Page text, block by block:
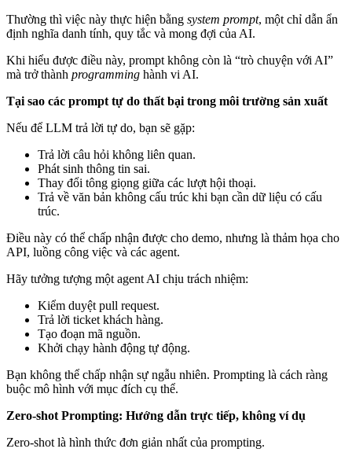
Thường thì việc này thực hiện bằng system prompt, một chỉ dẫn ẩn
định nghĩa danh tính, quy tắc và mong đợi của AI.
Khi hiểu được điều này, prompt không còn là “trò chuyện với AI”
mà trở thành programming hành vi AI.
Tại sao các prompt tự do thất bại trong môi trường sản xuất
Nếu để LLM trả lời tự do, bạn sẽ gặp:
Trả lời câu hỏi không liên quan.
Phát sinh thông tin sai.
Thay đổi tông giọng giữa các lượt hội thoại.
Trả về văn bản không cấu trúc khi bạn cần dữ liệu có cấu
trúc.
Điều này có thể chấp nhận được cho demo, nhưng là thảm họa cho
API, luồng công việc và các agent.
Hãy tưởng tượng một agent AI chịu trách nhiệm:
Kiểm duyệt pull request.
Trả lời ticket khách hàng.
Tạo đoạn mã nguồn.
Khởi chạy hành động tự động.
Bạn không thể chấp nhận sự ngẫu nhiên. Prompting là cách ràng
buộc mô hình với mục đích cụ thể.
Zero-shot Prompting: Hướng dẫn trực tiếp, không ví dụ
Zero-shot là hình thức đơn giản nhất của prompting.